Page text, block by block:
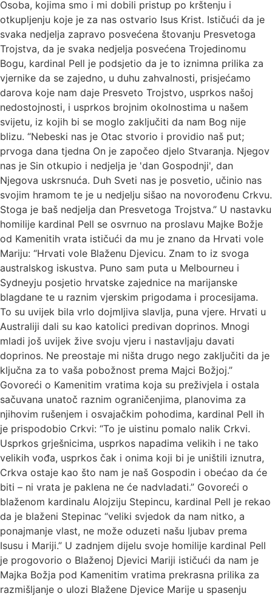
Osoba, kojima smo i mi dobili pristup po krštenju i
otkupljenju koje je za nas ostvario Isus Krist. Ističući da je
svaka nedjelja zapravo posvećena štovanju Presvetoga
Trojstva, da je svaka nedjelja posvećena Trojedinomu
Bogu, kardinal Pell je podsjetio da je to iznimna prilika za
vjernike da se zajedno, u duhu zahvalnosti, prisjećamo
darova koje nam daje Presveto Trojstvo, usprkos našoj
nedostojnosti, i usprkos brojnim okolnostima u našem
svijetu, iz kojih bi se moglo zaključiti da nam Bog nije
blizu. “Nebeski nas je Otac stvorio i providio naš put;
prvoga dana tjedna On je započeo djelo Stvaranja. Njegov
nas je Sin otkupio i nedjelja je 'dan Gospodnji', dan
Njegova uskrsnuća. Duh Sveti nas je posvetio, učinio nas
svojim hramom te je u nedjelju sišao na novorođenu Crkvu.
Stoga je baš nedjelja dan Presvetoga Trojstva.” U nastavku
homilije kardinal Pell se osvrnuo na proslavu Majke Božje
od Kamenitih vrata ističući da mu je znano da Hrvati vole
Mariju: “Hrvati vole Blaženu Djevicu. Znam to iz svoga
australskog iskustva. Puno sam puta u Melbourneu i
Sydneyju posjetio hrvatske zajednice na marijanske
blagdane te u raznim vjerskim prigodama i procesijama.
To su uvijek bila vrlo dojmljiva slavlja, puna vjere. Hrvati u
Australiji dali su kao katolici predivan doprinos. Mnogi
mladi još uvijek žive svoju vjeru i nastavljaju davati
doprinos. Ne preostaje mi ništa drugo nego zaključiti da je
ključna za to vaša pobožnost prema Majci Božjoj.”
Govoreći o Kamenitim vratima koja su preživjela i ostala
sačuvana unatoč raznim ograničenjima, planovima za
njihovim rušenjem i osvajačkim pohodima, kardinal Pell ih
je prispodobio Crkvi: “To je uistinu pomalo nalik Crkvi.
Usprkos grješnicima, usprkos napadima velikih i ne tako
velikih vođa, usprkos čak i onima koji bi je uništili iznutra,
Crkva ostaje kao što nam je naš Gospodin i obećao da će
biti – ni vrata je paklena ne će nadvladati.” Govoreći o
blaženom kardinalu Alojziju Stepincu, kardinal Pell je rekao
da je blaženi Stepinac “veliki svjedok da nam nitko, a
ponajmanje vlast, ne može oduzeti našu ljubav prema
Isusu i Mariji.” U zadnjem dijelu svoje homilije kardinal Pell
je progovorio o Blaženoj Djevici Mariji ističući da nam je
Majka Božja pod Kamenitim vratima prekrasna prilika za
razmišljanje o ulozi Blažene Djevice Marije u spasenju